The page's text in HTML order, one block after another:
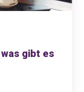
gibt es